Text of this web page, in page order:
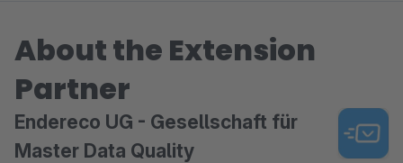
About the Extension
Partner
Endereco UG - Gesellschaft für
Master Data Quality